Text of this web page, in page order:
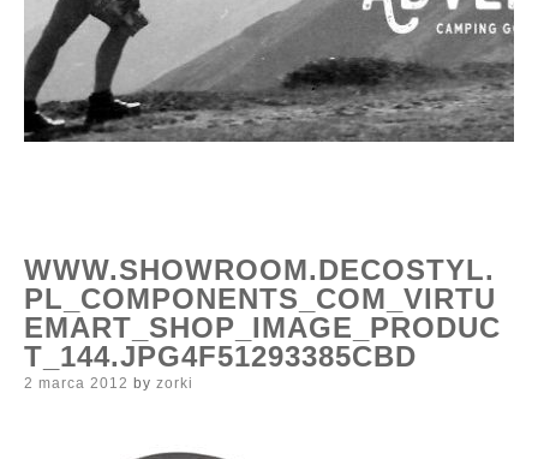
WWW.SHOWROOM.DECOSTYL.
PL_COMPONENTS_COM_VIRTU
EMART_SHOP_IMAGE_PRODUC
T_144.JPG4F51293385CBD
Posted
2 marca 2012 by zorki